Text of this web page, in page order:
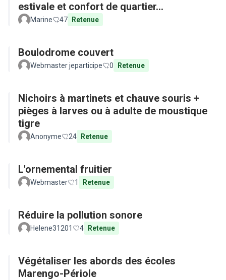
estivale et confort de quartier...
Marine 47 Retenue
Boulodrome couvert
Webmaster jeparticipe 0 Retenue
Nichoirs à martinets et chauve souris +
pièges à larves ou à adulte de moustique
tigre
Anonyme 24 Retenue
L'ornemental fruitier
Webmaster 1 Retenue
Réduire la pollution sonore
Helene31201 4 Retenue
Végétaliser les abords des écoles
Marengo-Périole